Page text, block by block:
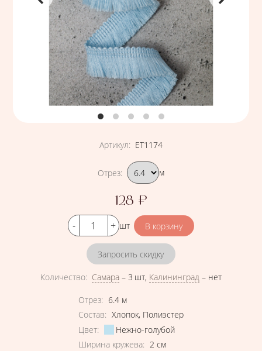
Артикул: ЕТ1174
Подобрать вариант
Отрез: м
Цена
128 ₽
Кол-во шт
Запросить скидку
Количество: Самара –3 шт, Калининград – нет
Характеристики
Отрез: 6.4 м
Состав: Хлопок, Полиэстер
Цвет:
Нежно-голубой
Ширина кружева: 2 см